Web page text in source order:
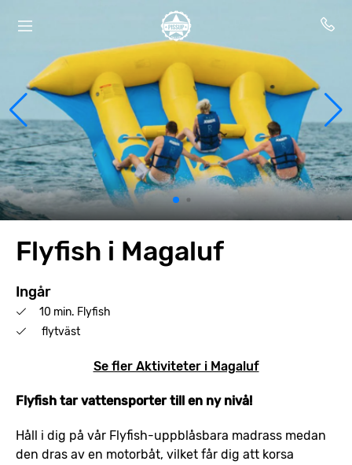
Flyfish i Magaluf
Ingår
10 min. Flyfish
flytväst
Se fler Aktiviteter i Magaluf
Flyfish tar vattensporter till en ny nivå!
Håll i dig på vår Flyfish-uppblåsbara madrass medan
den dras av en motorbåt, vilket får dig att korsa